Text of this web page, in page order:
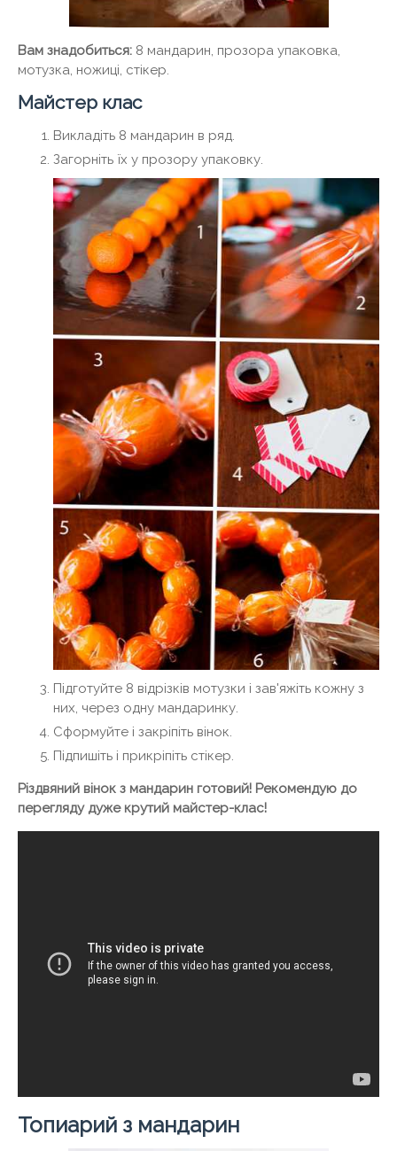
Вам знадобиться: 8 мандарин, прозора упаковка,
мотузка, ножиці, стікер.
Майстер клас
Викладіть 8 мандарин в ряд.
Загорніть їх у прозору упаковку.
Підготуйте 8 відрізків мотузки і зав'яжіть кожну з
них, через одну мандаринку.
Сформуйте і закріпіть вінок.
Підпишіть і прикріпіть стікер.
Різдвяний вінок з мандарин готовий! Рекомендую до
перегляду дуже крутий майстер-клас!
Топиарий з мандарин